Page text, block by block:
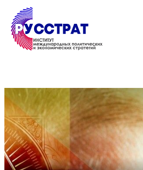
Перейти к основному содержанию